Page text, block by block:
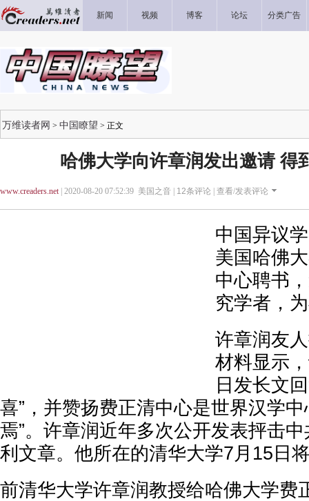
新闻 视频 博客 论坛 分类广告
万维读者网 > 中国瞭望 > 正文
哈佛大学向许章润发出邀请 得
www.creaders.net| 2020-08-20 07:52:39 美国之音 | 12条评论 | 查看/发表评论
中国异议
美国哈佛
中心聘书
究学者，
许章润友
材料显示
日发长文
喜”，并赞扬费正清中心是世界汉学
焉”。许章润近年多次公开发表抨击
利文章。他所在的清华大学7月15日
前清华大学许章润教授给哈佛大学费